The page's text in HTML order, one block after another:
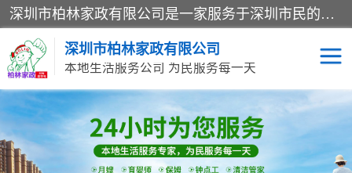
深圳市柏林家政有限公司是一家服务于深圳市民的专业家政公司。致力于为客户提供高质量、多维度的家庭服务，包括养老、母婴、月嫂育婴早教、康复理疗、家电清洗和保洁等方面的专业服务。
深圳市柏林家政有限公司
本地生活服务公司 为民服务每一天
家居保洁 护工月嫂